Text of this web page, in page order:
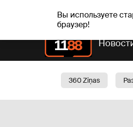
Вы используете
браузер!
сб, 08.08.2026. +19°C
360 Ziņas